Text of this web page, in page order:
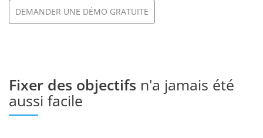
DEMANDER UNE DÉMO GRATUITE
Fixer des objectifs n'a jamais été
aussi facile